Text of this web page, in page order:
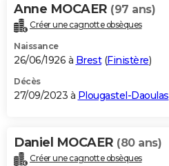
Anne MOCAER (97 ans)
Créer une cagnotte obsèques
Naissance
26/06/1926 à Brest(Finistère)
Décès
27/09/2023 à Plougastel-Daoulas
Daniel MOCAER (80 ans)
Créer une cagnotte obsèques